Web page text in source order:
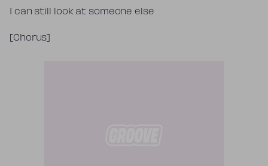
I can still look at someone else
[Chorus]